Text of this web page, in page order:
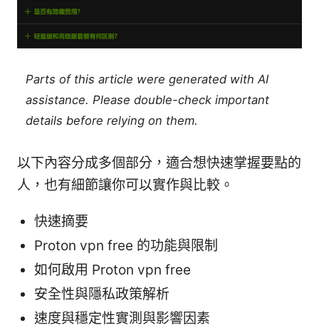
Parts of this article were generated with AI
assistance. Please double-check important
details before relying on them.
以下內容分成多個部分，適合想快速掌握要點的
人，也有細節讓你可以實作與比較。
快速摘要
Proton vpn free 的功能與限制
如何啟用 Proton vpn free
安全性與隱私政策解析
速度與穩定性實測與影響因素